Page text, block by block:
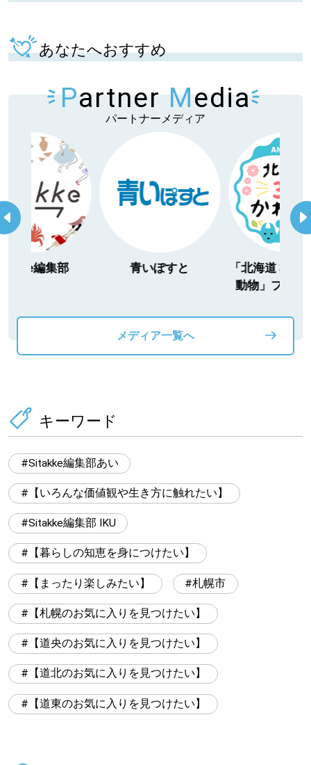
あなたへおすすめ
Partner Media
パートナーメディア
編集部 青いぽすと
「北海道３大
動物」プロジ
メディア一覧へ
キーワード
Sitakke編集部あい
【いろんな価値観や生き方に触れたい】
Sitakke編集部 IKU
【暮らしの知恵を身につけたい】
【まったり楽しみたい】 札幌市
【札幌のお気に入りを見つけたい】
【道央のお気に入りを見つけたい】
【道北のお気に入りを見つけたい】
【道東のお気に入りを見つけたい】